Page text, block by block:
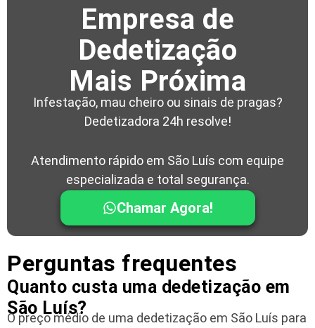
Empresa de
Dedetização
Mais Próxima
Infestação, mau cheiro ou sinais de pragas?
Dedetizadora 24h resolve!
Atendimento rápido em São Luís com equipe
especializada e total segurança.
Chamar Agora!
Perguntas frequentes
Quanto custa uma dedetização em
São Luís?
O preço médio de uma dedetização em São Luís para